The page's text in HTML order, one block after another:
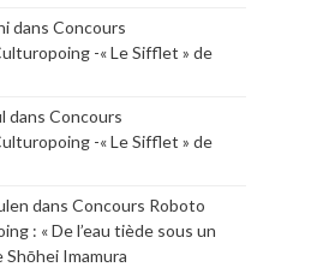
dans Concours
-« Le Sifflet » de
dans Concours
-« Le Sifflet » de
dans Concours Roboto
: « De l’eau tiède sous un
Imamura